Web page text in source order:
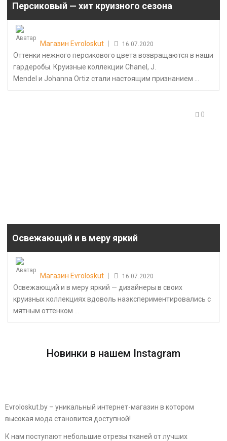
Персиковый — хит круизного сезона
Магазин Evroloskut
16.07.2020
Оттенки нежного персикового цвета возвращаются в наши
гардеробы. Круизные коллекции Chanel, J.
Mendel и Johanna Ortiz стали настоящим признанием ...
0
Освежающий и в меру яркий
Магазин Evroloskut
16.07.2020
Освежающий и в меру яркий — дизайнеры в своих
круизных коллекциях вдоволь наэкспериментировались с
мятным оттенком ...
Новинки в нашем Instagram
Evroloskut.by – уникальный интернет-магазин в котором
высокая мода становится доступной!
К нам поступают небольшие отрезы тканей от лучших